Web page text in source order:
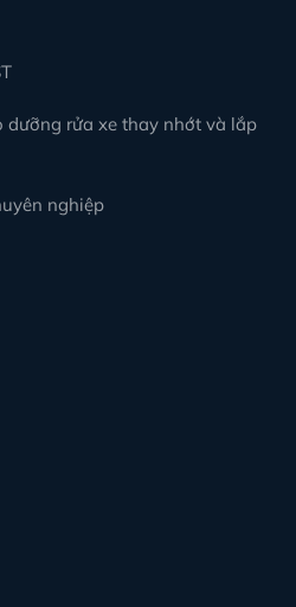
dưỡng rửa xe thay nhớt và lắp
nghiệp